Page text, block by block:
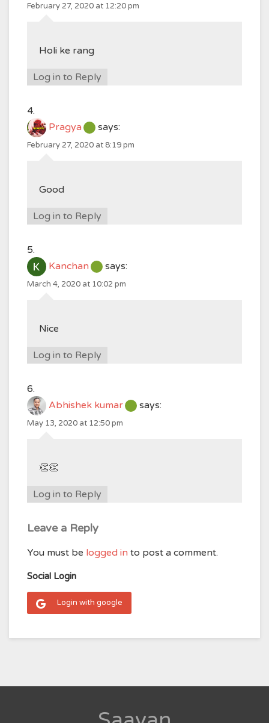
February 27, 2020 at 12:20 pm
Holi ke rang
Log in to Reply
Pragya says:
February 27, 2020 at 8:19 pm
Good
Log in to Reply
Kanchan says:
March 4, 2020 at 10:02 pm
Nice
Log in to Reply
Abhishek kumar says:
May 13, 2020 at 12:50 pm
👏👏
Log in to Reply
Leave a Reply
You must be logged in to post a comment.
Social Login
Login with google